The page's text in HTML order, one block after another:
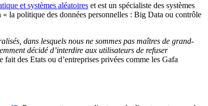
et systèmes aléatoires et est un spécialiste des systèmes
« la politique des données personnelles : Big Data ou contrôle
dans lesquels nous ne sommes pas maîtres de grand-
décidé d’interdire aux utilisateurs de refuser
fait des Etats ou d’entreprises privées comme les Gafa